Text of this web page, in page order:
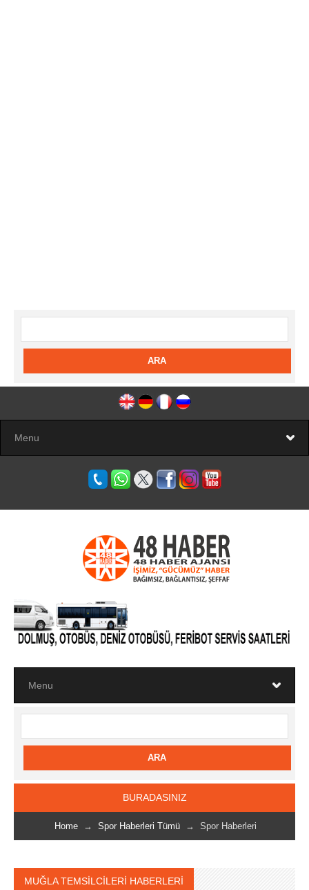
BURADASINIZ
Home → Spor Haberleri Tümü → Spor Haberleri
MUĞLA TEMSİLCİLERİ HABERLERİ